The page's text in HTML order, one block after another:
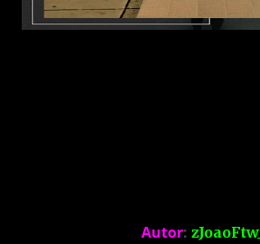
Autor: zJoaoFtw_